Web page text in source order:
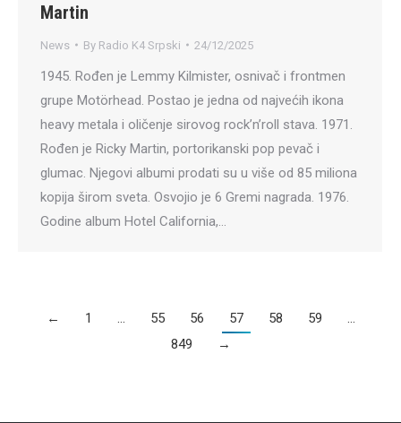
Martin
News By Radio K4 Srpski 24/12/2025
1945. Rođen je Lemmy Kilmister, osnivač i frontmen
grupe Motörhead. Postao je jedna od najvećih ikona
heavy metala i oličenje sirovog rock’n’roll stava. 1971.
Rođen je Ricky Martin, portorikanski pop pevač i
glumac. Njegovi albumi prodati su u više od 85 miliona
kopija širom sveta. Osvojio je 6 Gremi nagrada. 1976.
Godine album Hotel California,…
← 1 … 55 56 57 58 59
…
849
→